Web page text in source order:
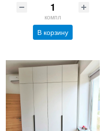
компл
В корзину